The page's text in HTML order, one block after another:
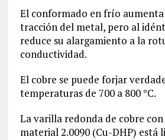
El conformado en frío aumenta
tracción del metal, pero al
reduce su alargamiento a la
conductividad.
El cobre se puede forjar
temperaturas de 700 a 800 °C.
La varilla redonda de cobre
material2.0090(Cu-DHP) está